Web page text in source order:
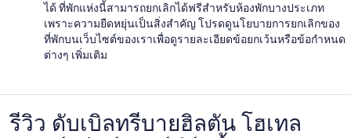
ได้ ที่พักแห่งนี้สามารถยกเลิกได้ฟรีสำหรับห้องพักบางประเภท
เพราะความยืดหยุ่นเป็นสิ่งสำคัญ โปรดดูนโยบายการยกเลิกของ
ที่พักบนเว็บไซต์ของเราเพื่อดูรายละเอียดข้อยกเว้นหรือข้อกำหนด
ต่างๆ เพิ่มเติม
รีวิว
รีวิว ดับเบิลทรีบายฮิลตัน โฮเทล